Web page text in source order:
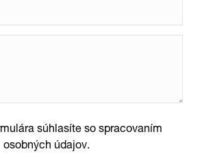
súhlasíte so spracovaním
osobných údajov.